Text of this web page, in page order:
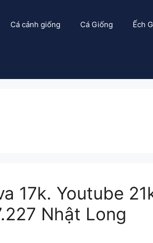
Cá cảnh giống Cá Giống Ếch
17k. Youtube
Nhật Long